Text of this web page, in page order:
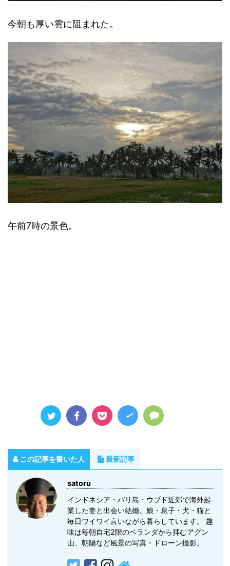
今朝も厚い雲に阻まれた。
午前7時の景色。
この記事を書いた人 最新記事
satoru
インドネシア・バリ島・ウブド近郊で海外起
業した妻と出会い結婚。娘・息子・犬・猫と
毎日ワイワイ言いながら暮らしています。 趣
味は毎朝自宅2階のベランダから拝むアグン
山、朝陽など風景の写真・ドローン撮影。